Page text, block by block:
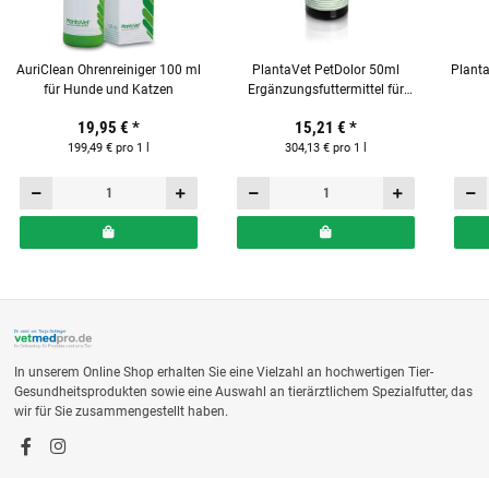
AuriClean Ohrenreiniger 100 ml
für Hunde und Katzen
19,95 € *
199,49 € pro 1 l
PlantaVet PetDolor 50ml
Ergänzungsfuttermittel für
15,21 € *
304,13 € pro 1 l
In unserem Online Shop erhalten Sie eine Vielzahl an hochwertigen Tier-
Gesundheitsprodukten sowie eine Auswahl an tierärztlichem Spezialfutter, das
wir für Sie zusammengestellt haben.